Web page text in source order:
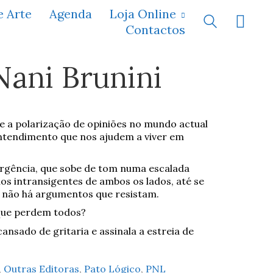
Arte Agenda
Loja Online
Contactos
Brunini
a polarização de opiniões no mundo actual
que nos ajudem a viver em
que sobe de tom numa escalada
intransigentes de ambos os lados, até se
há argumentos que resistam.
perdem todos?
de gritaria e assinala a estreia de
Outras Editoras, Pato Lógico, PNL